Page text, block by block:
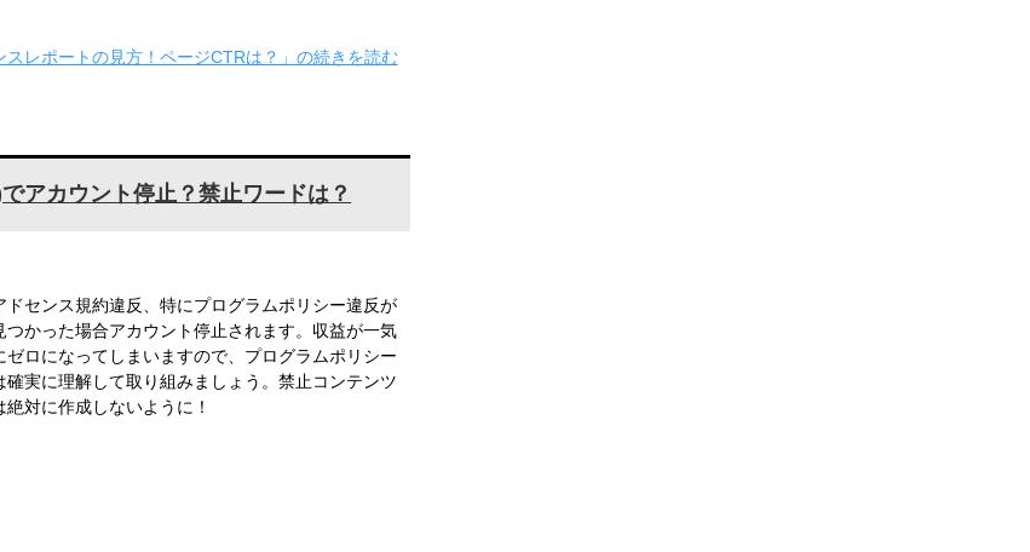
スレポートの見方！ページCTRは？」の続きを読む
アカウント停止？禁止ワードは？
ドセンス規約違反、特にプログラムポリシー違反が
つかった場合アカウント停止されます。収益が一気
ゼロになってしまいますので、プログラムポリシー
確実に理解して取り組みましょう。禁止コンテンツ
絶対に作成しないように！